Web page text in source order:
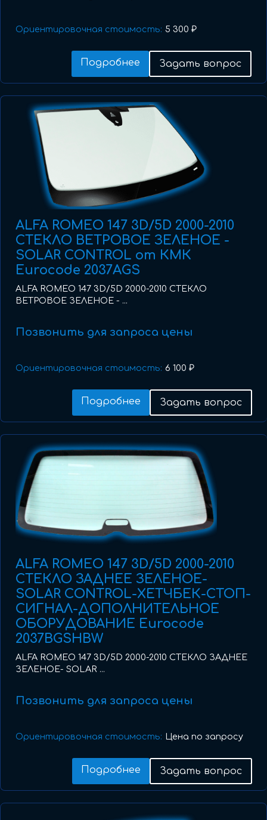
Ориентировочная стоимость: 5 300 ₽
Подробнее Задать вопрос
ALFA ROMEO 147 3D/5D 2000-2010
СТЕКЛО ВЕТРОВОЕ ЗЕЛЕНОЕ -
SOLAR CONTROL от КМК
Eurocode 2037AGS
ALFA ROMEO 147 3D/5D 2000-2010 СТЕКЛО
ВЕТРОВОЕ ЗЕЛЕНОЕ - ...
Позвонить для запроса цены
Ориентировочная стоимость: 6 100 ₽
Подробнее Задать вопрос
ALFA ROMEO 147 3D/5D 2000-2010
СТЕКЛО ЗАДНЕЕ ЗЕЛЕНОЕ-
SOLAR CONTROL-ХЕТЧБЕК-СТОП-
СИГНАЛ-ДОПОЛНИТЕЛЬНОЕ
ОБОРУДОВАНИЕ Eurocode
2037BGSHBW
ALFA ROMEO 147 3D/5D 2000-2010 СТЕКЛО ЗАДНЕЕ
ЗЕЛЕНОЕ- SOLAR ...
Позвонить для запроса цены
Ориентировочная стоимость: Цена по запросу
Подробнее Задать вопрос